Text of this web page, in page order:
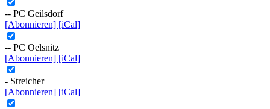
-- PC Geilsdorf
[Abonnieren] [iCal]
-- PC Oelsnitz
[Abonnieren] [iCal]
- Streicher
[Abonnieren] [iCal]